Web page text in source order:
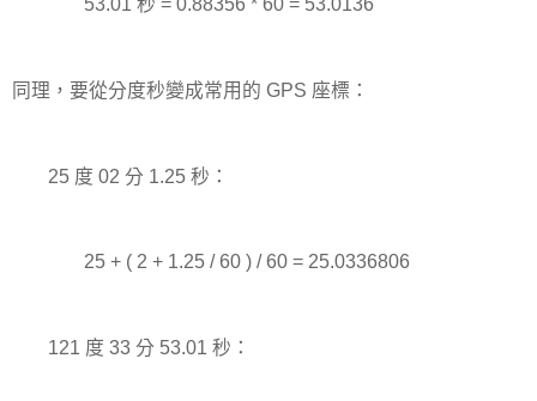
53.01 秒 = 0.88356 * 60 = 53.0136
同理，要從分度秒變成常用的 GPS 座標：
25 度 02 分 1.25 秒：
25 + ( 2 + 1.25 / 60 ) / 60 = 25.0336806
121 度 33 分 53.01 秒：